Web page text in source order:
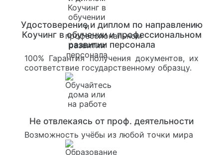
Удостоверение и диплом по направлению
Коучинг в обучении и профессиональном
развитии персонала
100% Гарантия получения документов, их
соответствие государственному образцу.
Не отвлекаясь от проф. деятельности
Возможность учёбы из любой точки мира